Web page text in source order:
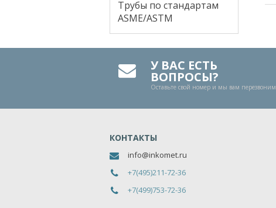
Трубы по стандартам
ASME/ASTM
У ВАС ЕСТЬ
ВОПРОСЫ?
Оставьте свой номер и мы вам перезвоним
КОНТАКТЫ
info@inkomet.ru
+7(495)211-72-36
+7(499)753-72-36